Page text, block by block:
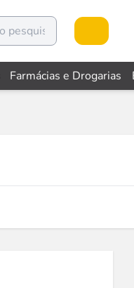
Farmácias e Drogarias